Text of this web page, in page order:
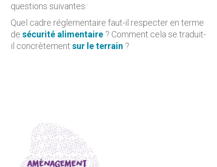
questions suivantes :
Quel cadre réglementaire faut-il respecter en terme
desécurité alimentaire ? Comment cela se traduit-
il concrètementsur le terrain ?